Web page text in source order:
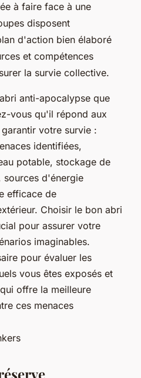
à faire face à une
disposent
d'action bien élaboré
et compétences
la survie collective.
anti-apocalypse que
vous qu'il répond aux
votre survie :
identifiées,
potable, stockage de
sources d'énergie
efficace de
Choisir le bon abri
pour assurer votre
imaginables.
pour évaluer les
vous êtes exposés et
offre la meilleure
ces menaces